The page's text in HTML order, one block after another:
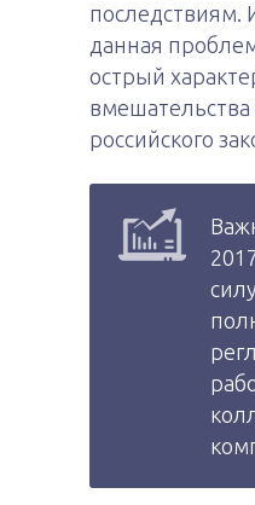
последствиям.
данная
острый
вмешательства
российского